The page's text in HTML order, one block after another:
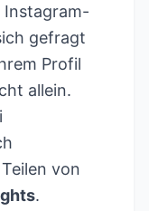
Instagram-
gefragt
Profil
allein.
von
.